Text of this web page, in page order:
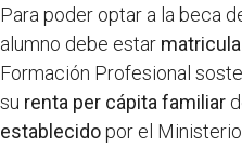
Para poder optar a la beca
alumno debe estar
Formación Profesional
su renta per cápita familiar
establecidopor el